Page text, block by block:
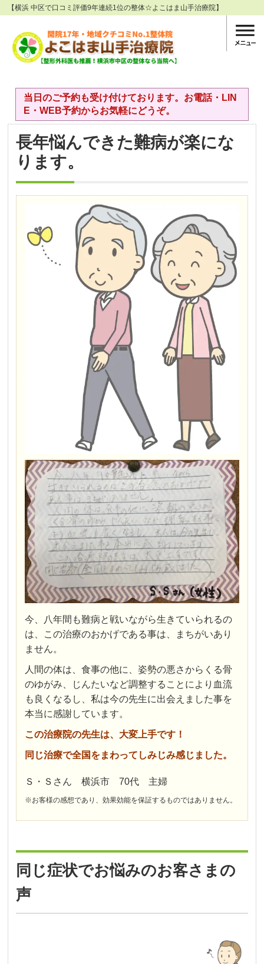
【横浜 中区で口コミ評価9年連続1位の整体☆よこはま山手治療院】
当日のご予約も受け付けております。お電話・LIN
E・WEB予約からお気軽にどうぞ。
長年悩んできた難病が楽にな
ります。
今、八年間も難病と戦いながら生きていられるの
は、この治療のおかげである事は、まちがいあり
ません。
人間の体は、食事の他に、姿勢の悪さからくる骨
のゆがみ、じんたいなど調整することにより血流
も良くなるし、私は今の先生に出会えました事を
本当に感謝しています。
この治療院の先生は、大変上手です！
同じ治療で全国をまわってしみじみ感じました。
Ｓ・Ｓさん 横浜市 70代 主婦
※お客様の感想であり、効果効能を保証するものではありません。
同じ症状でお悩みのお客さまの
声